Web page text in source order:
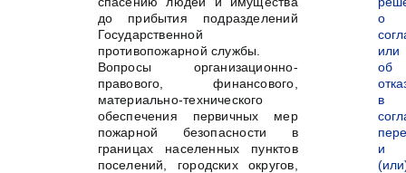
до прибытия подразделений
Государственной
противопожарной службы.
Вопросы организационно-
правового, финансового,
материально-технического
обеспечения первичных мер
пожарной безопасности в
границах населенных пунктов
поселений, городских округов,
о
или
об
в
и